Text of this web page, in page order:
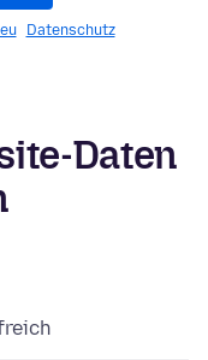
Datenschutz
Daten